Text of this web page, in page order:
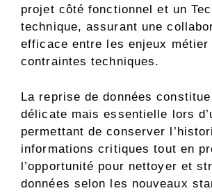
projet côté fonctionnel et un
technique, assurant une
efficace entre les enjeux métier
contraintes techniques.
La reprise de données
délicate mais essentielle lors
permettant de conserver
informations critiques tout en
l’opportunité pour nettoyer et
données selon les nouveaux